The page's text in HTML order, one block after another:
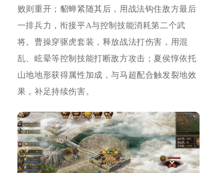
败则重开；貂蝉紧随其后，用战法钩住敌方最后
一排兵力，衔接平A与控制技能消耗第二个武
将。曹操穿驱虎套装，释放战法打伤害，用混
乱、眩晕等控制技能打断敌方攻击；夏侯惇依托
山地地形获得属性加成，与马超配合触发裂地效
果，补足持续伤害。